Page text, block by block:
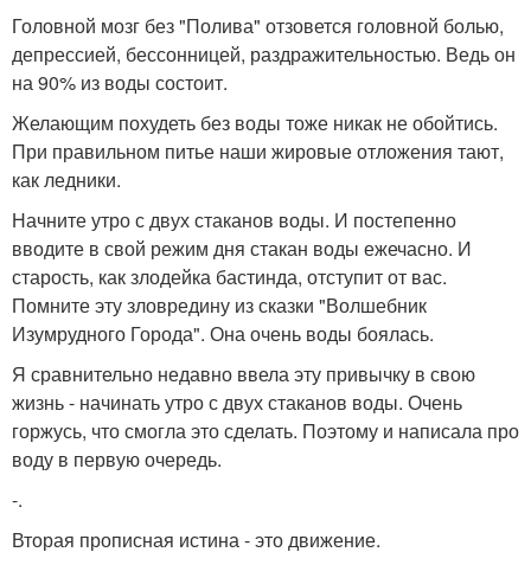
Головной мозг без "Полива" отзовется головной болью,
депрессией, бессонницей, раздражительностью. Ведь он
на 90% из воды состоит.
Желающим похудеть без воды тоже никак не обойтись.
При правильном питье наши жировые отложения тают,
как ледники.
Начните утро с двух стаканов воды. И постепенно
вводите в свой режим дня стакан воды ежечасно. И
старость, как злодейка бастинда, отступит от вас.
Помните эту зловредину из сказки "Волшебник
Изумрудного Города". Она очень воды боялась.
Я сравнительно недавно ввела эту привычку в свою
жизнь - начинать утро с двух стаканов воды. Очень
горжусь, что смогла это сделать. Поэтому и написала про
воду в первую очередь.
-.
Вторая прописная истина - это движение.